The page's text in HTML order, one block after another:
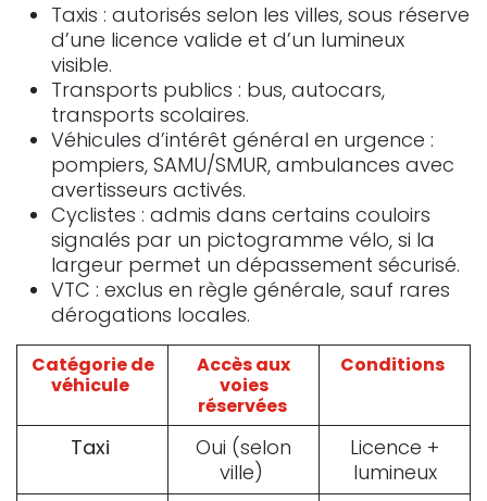
Taxis : autorisés selon les villes, sous réserve
d’une licence valide et d’un lumineux
visible.
Transports publics : bus, autocars,
transports scolaires.
Véhicules d’intérêt général en urgence :
pompiers, SAMU/SMUR, ambulances avec
avertisseurs activés.
Cyclistes : admis dans certains couloirs
signalés par un pictogramme vélo, si la
largeur permet un dépassement sécurisé.
VTC : exclus en règle générale, sauf rares
dérogations locales.
Catégorie de
véhicule
Accès aux
voies
réservées
Conditions
Taxi
Oui (selon
ville)
Licence +
lumineux